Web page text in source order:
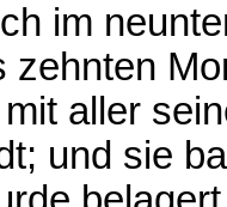
im
zehnten
aller
und sie